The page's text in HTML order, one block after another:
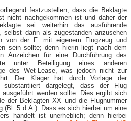
festzustellen, dass die Beklagte
nicht nachgekommen ist und daher der
sei weiterhin das ausführende
selbst dann als zugestanden anzusehen
von der F. mit eigenem Flugzeug und
sein sollte; denn hierin liegt nach dem
Anzeichen für eine Durchführung des
unter Beteiligung eines anderen
des Wet-Lease, was jedoch nicht zur
Der Kläger hat durch Vorlage der
substantiiert dargelegt, dass der Flug
werden sollte. Dies ergibt sich
der Beklagten XX und die Flugnummer
(Bl. 5 d.A.). Dass es sich hierbei um eine
handelt ist unerheblich; denn hierbei